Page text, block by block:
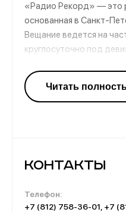
«Радио Рекорд» — это
основанная в Санкт-
Вещание ведется на
круглосуточно под
городов), ДНР,
ориентировано на
В эфире
Вконтакте на
Контакты
Телефон:
+7 (812) 758-36-01, +7